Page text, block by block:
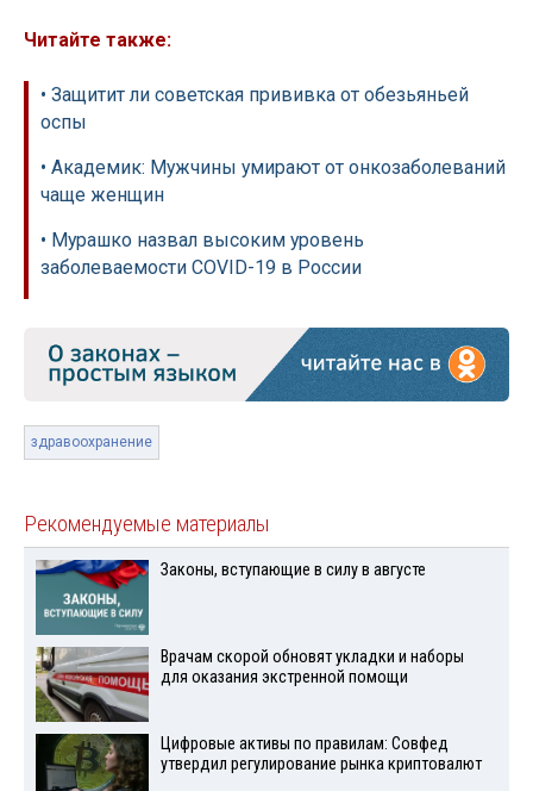
Читайте также:
• Защитит ли советская прививка от обезьяньей
оспы
• Академик: Мужчины умирают от онкозаболеваний
чаще женщин
• Мурашко назвал высоким уровень
заболеваемости COVID-19 в России
здравоохранение
Рекомендуемые материалы
Законы, вступающие в силу в августе
Врачам скорой обновят укладки и наборы
для оказания экстренной помощи
Цифровые активы по правилам: Совфед
утвердил регулирование рынка криптовалют